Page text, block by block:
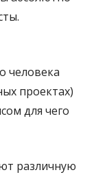
человека
проектах)
для чего
различную